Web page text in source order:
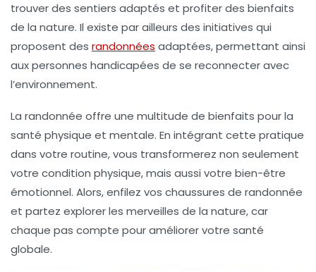
trouver des sentiers adaptés et profiter des bienfaits
de la nature. Il existe par ailleurs des initiatives qui
proposent des randonnées adaptées, permettant ainsi
aux personnes handicapées de se reconnecter avec
l’environnement.
La randonnée offre une multitude de bienfaits pour la
santé physique et mentale. En intégrant cette pratique
dans votre routine, vous transformerez non seulement
votre condition physique, mais aussi votre bien-être
émotionnel. Alors, enfilez vos chaussures de randonnée
et partez explorer les merveilles de la nature, car
chaque pas compte pour améliorer votre santé
globale.